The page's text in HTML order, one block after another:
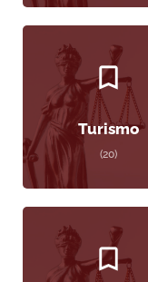
Turismo
(20)